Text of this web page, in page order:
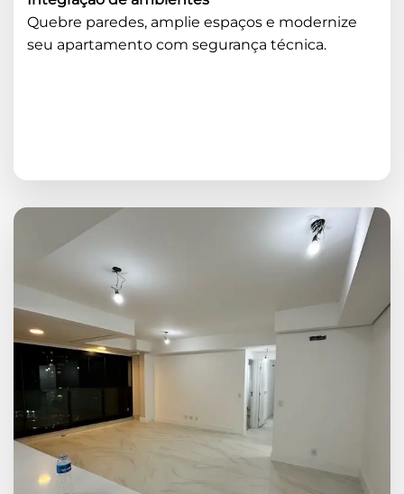
Quebre paredes, amplie espaços e modernize
seu apartamento com segurança técnica.